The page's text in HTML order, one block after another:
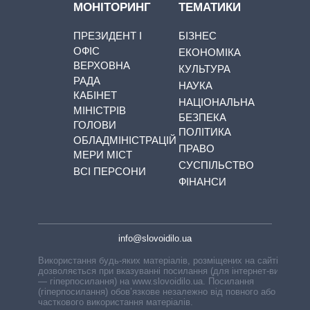
МОНІТОРИНГ
ПРЕЗИДЕНТ І
ОФІС
ВЕРХОВНА
РАДА
КАБІНЕТ
МІНІСТРІВ
ГОЛОВИ
ОБЛАДМІНІСТРАЦІЙ
МЕРИ МІСТ
ВСІ ПЕРСОНИ
ТЕМАТИКИ
БІЗНЕС
ЕКОНОМІКА
КУЛЬТУРА
НАУКА
НАЦІОНАЛЬНА
БЕЗПЕКА
ПОЛІТИКА
ПРАВО
СУСПІЛЬСТВО
ФІНАНСИ
info@slovoidilo.ua
Використання будь-яких матеріалів, розміщених на сайті,
дозволяється при вказуванні посилання (для інтернет-видань
— гіперпосилання) на www.slovoidilo.ua. Посилання
(гіперпосилання) обов’язкове незалежно від повного або
часткового використання матеріалів.